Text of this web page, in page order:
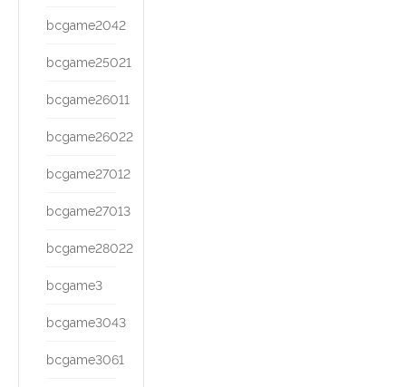
bcgame2042
bcgame25021
bcgame26011
bcgame26022
bcgame27012
bcgame27013
bcgame28022
bcgame3
bcgame3043
bcgame3061